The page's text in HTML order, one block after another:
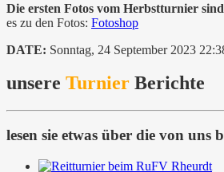
Die ersten Fotos vom Herbstturnier
es zu den Fotos: Fotoshop
DATE: Sonntag, 24 September 2023
unsere Turnier Berichte
lesen sie etwas über die von uns